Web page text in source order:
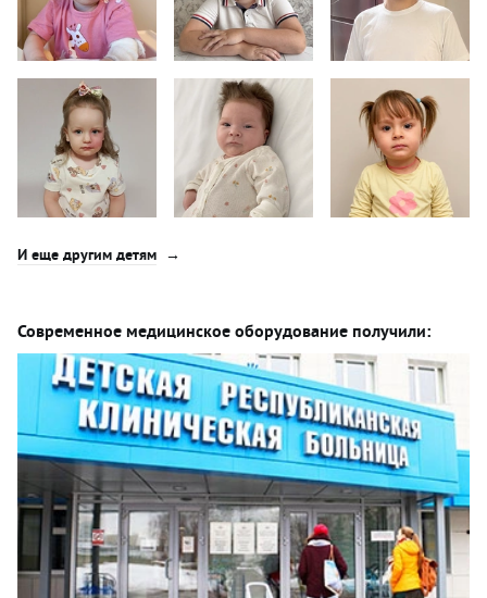
И еще другим детям
Современное медицинское оборудование получили: